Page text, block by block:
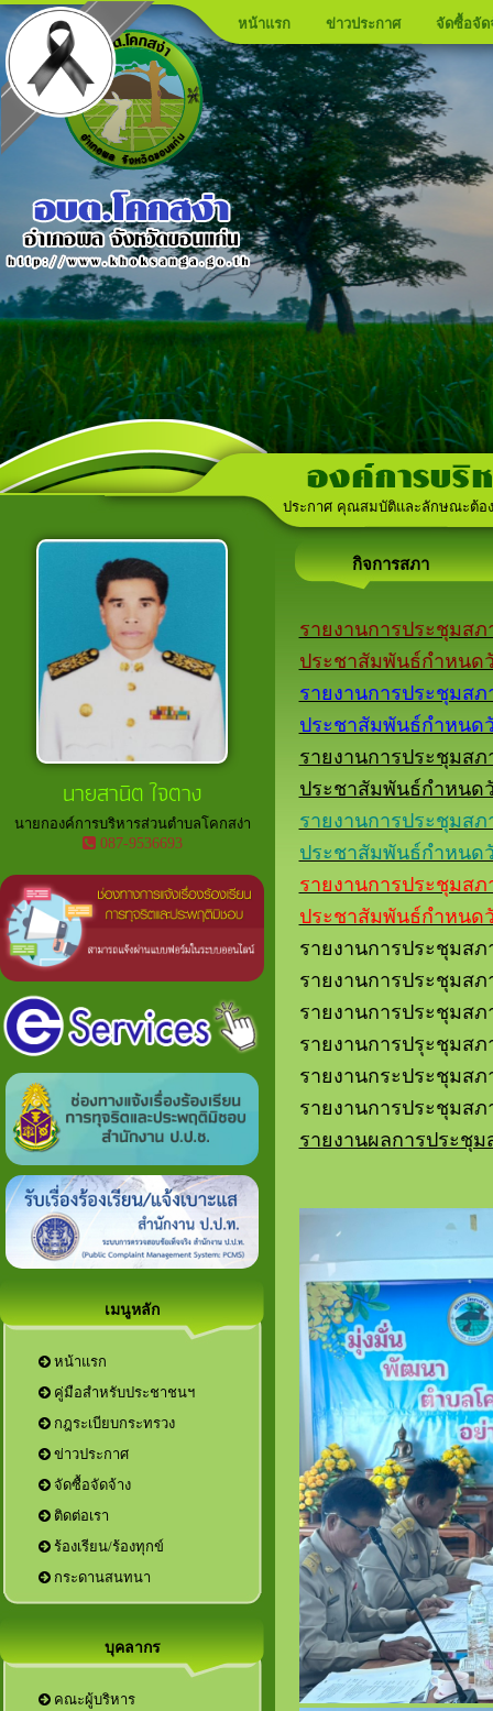
หน้าแรก ข่าวประกาศ จัดซื้อจัด
ลานกีฬาภายในพื้นที่ตำบลโคกสง่า
เวทีประชาคม ประจำปีงบประมาณ
อาสาสมัครท้องถิ่นรักษ์โลก (อถล.)
ประกาศ ขยายเวลาการจัดเก็บภ
ประกาศ คุณสมบัติและลักษณะต้องห้า
นายสานิต ใจตาง
นายกองค์การบริหารส่วนตำบลโคกสง่า
087-9536693
เมนูหลัก
หน้าแรก
คู่มือสำหรับประชาชนฯ
กฎระเบียบกระทรวง
ข่าวประกาศ
จัดซื้อจัดจ้าง
ติดต่อเรา
ร้องเรียน/ร้องทุกข์
กระดานสนทนา
บุคลากร
คณะผู้บริหาร
กิจการสภา
รายงานการประชุมส
ประชาสัมพันธ์กำหนด
รายงานการประชุมส
ประชาสัมพันธ์กำหนด
รายงานการประชุมส
ประชาสัมพันธ์กำหนด
รายงานการประชุมส
ประชาสัมพันธ์กำหนด
รายงานการประชุมส
ประชาสัมพันธ์กำหนด
รายงานการประชุมส
รายงานการประชุมส
รายงานการประชุมส
รายงานการปรุะชุมส
รายงานกระประชุมส
รายงานการประชุมส
รายงานผลการประชุ